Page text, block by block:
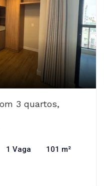
3 quartos,
1 Vaga 101 m²